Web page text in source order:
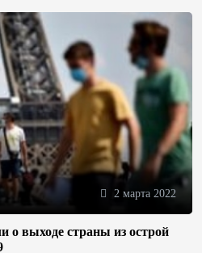
2 марта 2022
о выходе страны из острой